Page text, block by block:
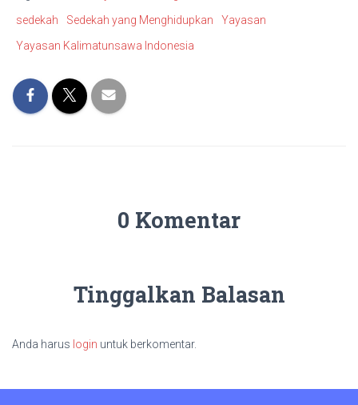
sedekah
Sedekah yang Menghidupkan
Yayasan
Yayasan Kalimatunsawa Indonesia
0 Komentar
Tinggalkan Balasan
Anda harus login untuk berkomentar.